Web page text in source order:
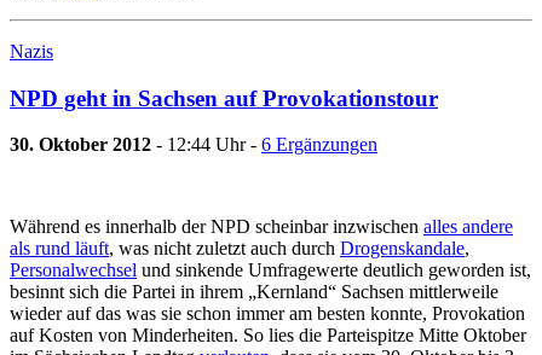
Nazis
NPD geht in Sachsen auf Provokationstour
30. Oktober 2012 - 12:44 Uhr - 6 Ergänzungen
Während es innerhalb der NPD scheinbar inzwischen alles andere
als rund läuft, was nicht zuletzt auch durch Drogenskandale,
Personalwechsel und sinkende Umfragewerte deutlich geworden ist,
besinnt sich die Partei in ihrem „Kernland“ Sachsen mittlerweile
wieder auf das was sie schon immer am besten konnte, Provokation
auf Kosten von Minderheiten. So lies die Parteispitze Mitte Oktober